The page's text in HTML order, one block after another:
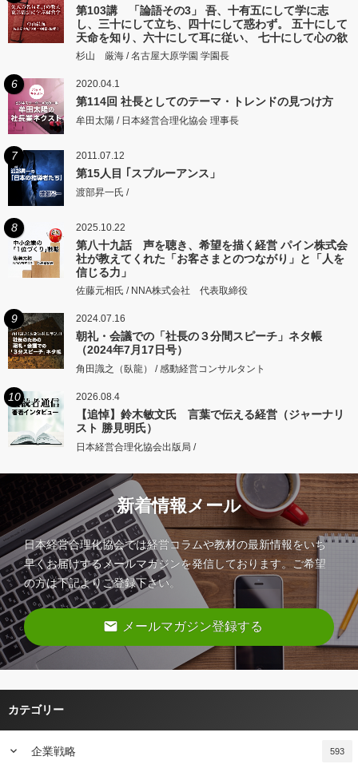
第103講 「論語その3」 吾、十有五にして学に志
し、三十にして立ち、四十にして惑わず。 五十にして
天命を知り、六十にして耳に従い、 七十にして心の欲
するところに従いて矩をこえず。
杉山 厳海 / 名古屋大原学園 学園長
6 2020.04.1
第114回 社長としてのテーマ・トレンドの見つけ方
牟田太陽 / 日本経営合理化協会 理事長
7 2011.07.12
第15人目 ｢スプルーアンス」
渡部昇一氏 /
8 2025.10.22
第八十九話 声を聴き、希望を描く経営 パイン株式会
社が教えてくれた「お客さまとのつながり」と「人を
信じる力」
佐藤元相氏 / NNA株式会社 代表取締役
9 2024.07.16
朝礼・会議での「社長の３分間スピーチ」ネタ帳
（2024年7月17日号）
角田識之（臥龍） / 感動経営コンサルタント
10 2026.08.4
【追悼】鈴木敏文氏 言葉で伝える経営（ジャーナリ
スト 勝見明氏）
日本経営合理化協会出版局 /
新着情報メール
日本経営合理化協会では経営コラムや教材の最新情報をいち
早くお届けするメールマガジンを発信しております。ご希望
の方は下記よりご登録下さい。
email メールマガジン登録する
カテゴリー
keyboard_arrow_down 企業戦略 593